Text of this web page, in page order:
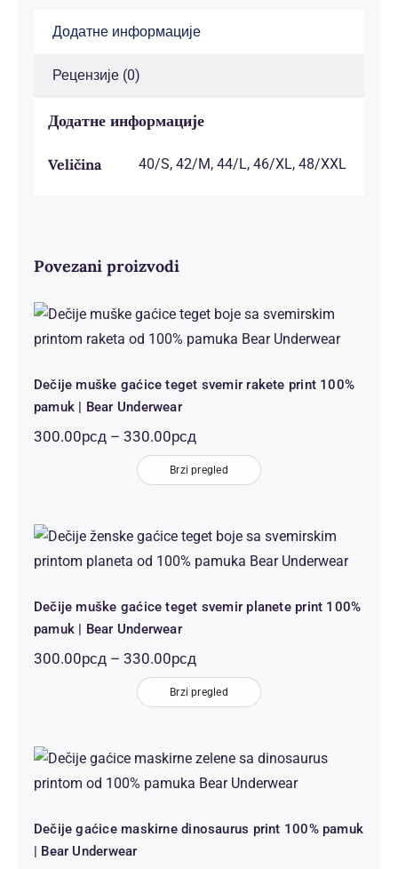
Додатне информације
Рецензије (0)
Додатне информације
Veličina 40/S, 42/M, 44/L, 46/XL, 48/XXL
Povezani proizvodi
Dečije muške gaćice teget svemir
rakete print 100% pamuk | Bear
Underwear
Dečije muške gaćice teget svemir rakete print 100%
pamuk | Bear Underwear
300.00рсд – 330.00рсдРаспон
цена:
од
300.00рсд
330.00рсд
Brzi pregled
Dečije muške gaćice teget svemir
planete print 100% pamuk | Bear
Underwear
Dečije muške gaćice teget svemir planete print 100%
pamuk | Bear Underwear
300.00рсд – 330.00рсдРаспон
цена:
од
300.00рсд
330.00рсд
Brzi pregled
Dečije gaćice maskirne dinosaurus
print 100% pamuk | Bear
Underwear
Dečije gaćice maskirne dinosaurus print 100% pamuk
| Bear Underwear